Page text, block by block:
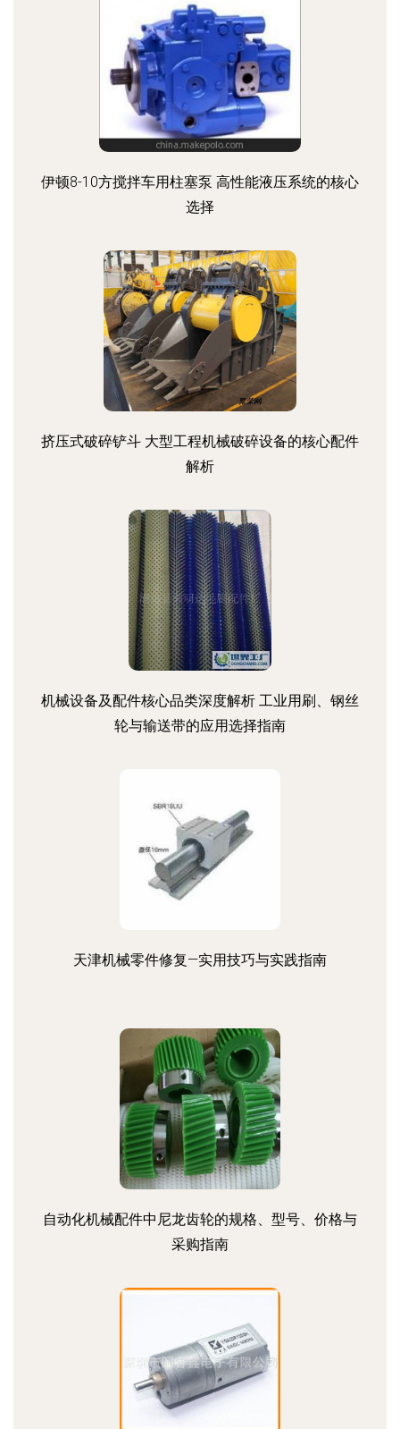
伊顿8-10方搅拌车用柱塞泵 高性能液压系统的核心
选择
挤压式破碎铲斗 大型工程机械破碎设备的核心配件
解析
机械设备及配件核心品类深度解析 工业用刷、钢丝
轮与输送带的应用选择指南
天津机械零件修复—实用技巧与实践指南
自动化机械配件中尼龙齿轮的规格、型号、价格与
采购指南